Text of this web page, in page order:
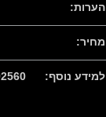
הערות:
מחיר:
למידע נוסף: 09-7602560 : 077-2122280